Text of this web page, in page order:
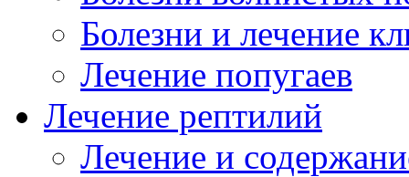
Болезни и лечение
Лечение попугаев
Лечение рептилий
Лечение и